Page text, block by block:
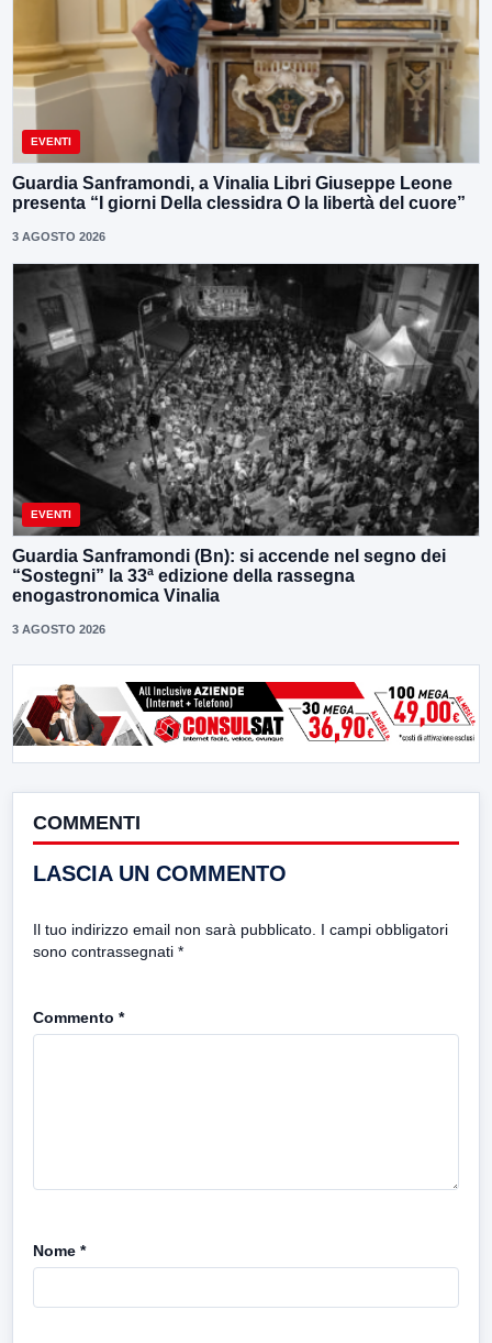
EVENTI
Guardia Sanframondi, a Vinalia Libri Giuseppe Leone
presenta “I giorni Della clessidra O la libertà del cuore”
3 AGOSTO 2026
EVENTI
Guardia Sanframondi (Bn): si accende nel segno dei
“Sostegni” la 33ª edizione della rassegna
enogastronomica Vinalia
3 AGOSTO 2026
COMMENTI
LASCIA UN COMMENTO
Il tuo indirizzo email non sarà pubblicato. I campi obbligatori
sono contrassegnati *
Commento *
Nome *